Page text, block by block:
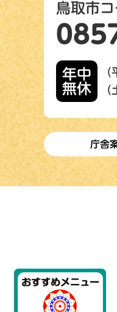
鳥取市
年中
無休
庁舎